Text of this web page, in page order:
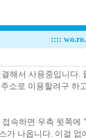
::::
해서 사용중입니다.
소로 이용할려구 하
속하면 우측 윗쪽
가 나옵니다. 이걸 없